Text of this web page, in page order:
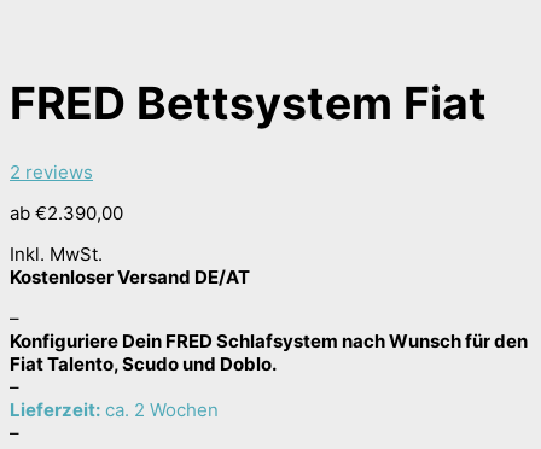
FRED Bettsystem Fiat
2 reviews
ab €2.390,00
Inkl. MwSt.
Kostenloser Versand DE/AT
–
Konfiguriere Dein FRED Schlafsystem nach Wunsch für den
Fiat Talento, Scudo und Doblo.
–
Lieferzeit: ca. 2 Wochen
–